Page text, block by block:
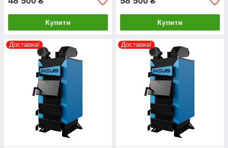
Купити Купити
Доставка! Доставка!